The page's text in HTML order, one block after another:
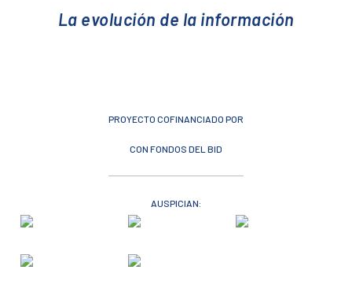
La evolución de la información
PROYECTO COFINANCIADO POR
CON FONDOS DEL BID
AUSPICIAN: